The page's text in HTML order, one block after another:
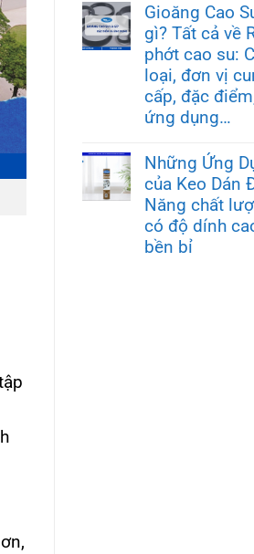
Gioăng Cao
gì? Tất cả về
phớt cao su:
loại, đơn vị
cấp, đặc
ứng dụng…
Những Ứng
của Keo Dán
Năng chất
có độ dính
bền bỉ